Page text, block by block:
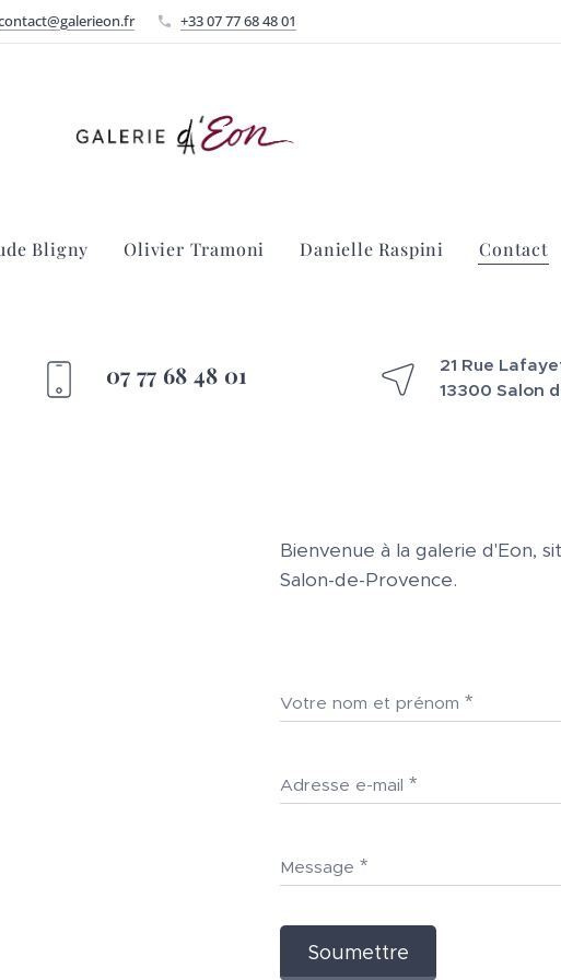
+33 07 77 68 48 01
Bligny Olivier Tramoni Danielle Raspini Contact
07 77 68 48 01
21 Rue
13300 Salon
Bienvenue à la galerie d'Eon,
Salon-de-Provence.
Votre nom et prénom
Adresse e-mail
Message
Soumettre